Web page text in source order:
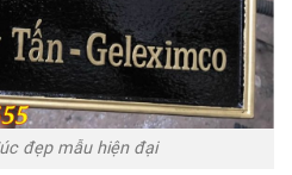
đẹp mẫu hiện đại